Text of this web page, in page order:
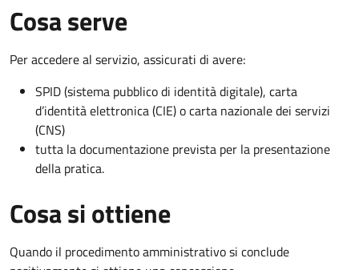
Cosa serve
Per accedere al servizio, assicurati di avere:
SPID (sistema pubblico di identità digitale), carta
d’identità elettronica (CIE) o carta nazionale dei servizi
(CNS)
tutta la documentazione prevista per la presentazione
della pratica.
Cosa si ottiene
Quando il procedimento amministrativo si conclude